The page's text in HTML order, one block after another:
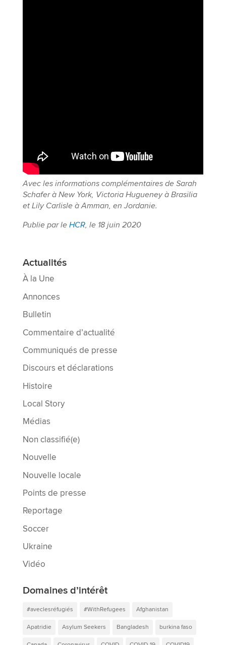
Avec les informations complémentaires de Sarah
Schafer à New York, Victoria Hugueney à Brasilia
et Lily Carlisle à Amman, en Jordanie.
Publie par le HCR, le 18 juin 2020
Actualités
À la Une
Annonces
Bulletin
Commentaire d’actualité
Communiqués de presse
Discours et déclarations
Histoire
Local Story
Médias
Non classifié(e)
Nouvelle
Nouvelle locale
Points de presse
Reportage
Soccer
Ukraine
Vidéo
Domaines d’intérêt
#aveclesréfugiés #WithRefugees Afghanistan
Apatridie Asylum Seekers Bangladesh burkina faso